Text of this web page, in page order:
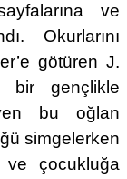
ve
Okurlarını
götüren J.
bir gençlikle
bu oğlan
simgelerken
ve çocukluğa